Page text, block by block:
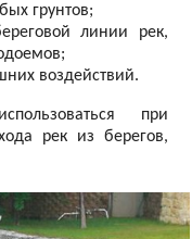
грунтов;
линии рек,
воздействий.
при
рек из берегов,